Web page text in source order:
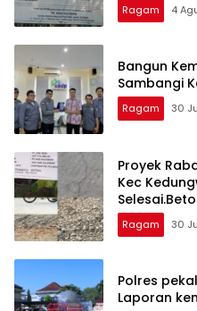
Ragam 4
Bangun
Sambangi
Ragam 30
Proyek
Kec
Oflitan
Ragam 30
Polres
Laporan